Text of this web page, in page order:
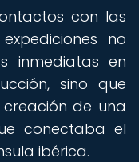
con las
no
inmediatas en
sino que
de una
conectaba el
ibérica.